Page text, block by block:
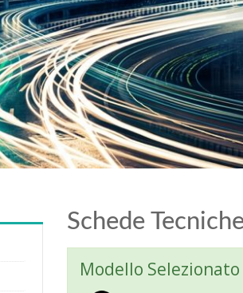
Schede
Modello Selezionato